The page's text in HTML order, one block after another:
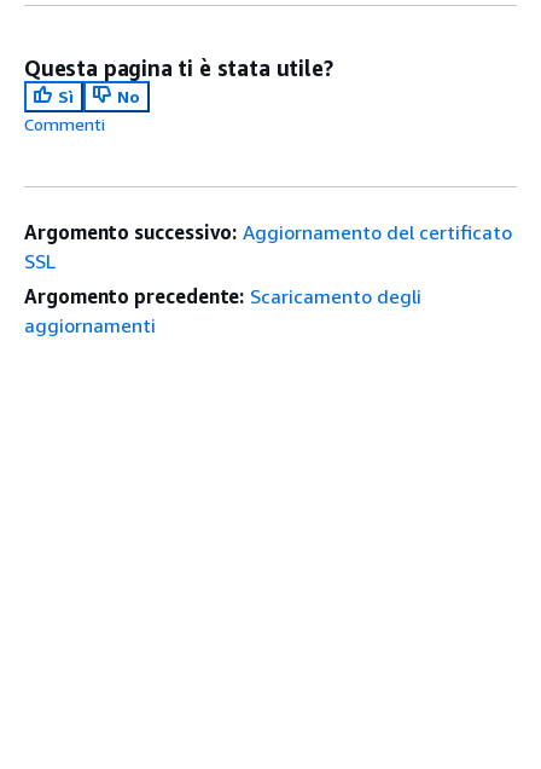
Questa pagina ti è stata utile?
Sì
No
Commenti
Argomento successivo: Aggiornamento del certificato
SSL
Argomento precedente: Scaricamento degli
aggiornamenti